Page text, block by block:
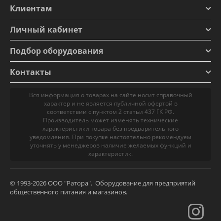
Клиентам
Личный кабинет
Подбор оборудования
Контакты
Вся информация о товарах на сайте носит справочный
характер и не является публичной офертой в
соответствии с пунктом 2 статьи 437 ГК РФ.
Производитель может изменять технические
характеристики товара без предварительного
уведомления. При покупке настоятельно рекомендуем
уточнять у менеджеров наличие желаемых функций и
характеристик.
© 1993-2026 ООО "Ратора". Оборудование для предприятий
общественного питания и магазинов.